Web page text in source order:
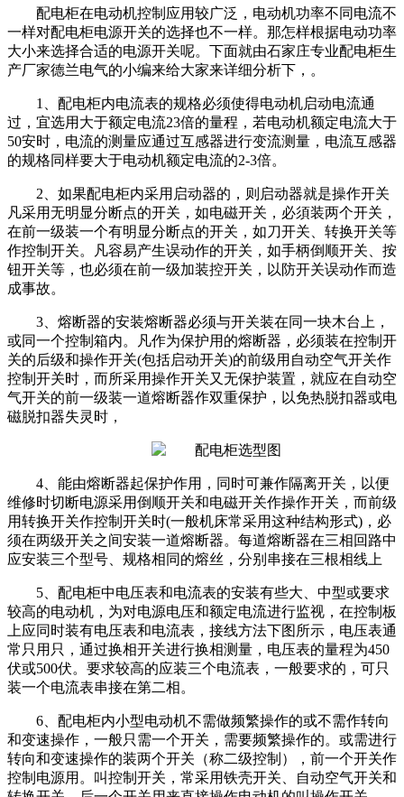
配电柜在电动机控制应用较广泛，电动机功率不同电流不
一样对配电柜电源开关的选择也不一样。那怎样根据电动功率
大小来选择合适的电源开关呢。下面就由石家庄专业配电柜生
产厂家德兰电气的小编来给大家来详细分析下，。
1、 配电柜内电流表的规格必须使得电动机启动电流通
过，宜选用大于额定电流23倍的量程，若电动机额定电流大于
50安时，电流的测量应通过互感器进行变流测量，电流互感器
的规格同样要大于电动机额定电流的2-3倍。
2、如果配电柜内采用启动器的，则启动器就是操作开关
凡采用无明显分断点的开关，如电磁开关，必須装两个开关，
在前一级装一个有明显分断点的开关，如刀开关、转换开关等
作控制开关。凡容易产生误动作的开关，如手柄倒顺开关、按
钮开关等，也必须在前一级加装控开关，以防开关误动作而造
成事故。
3、熔断器的安装熔断器必须与开关装在同一块木台上，
或同一个控制箱内。凡作为保护用的熔断器，必须装在控制开
关的后级和操作开关(包括启动开关)的前级用自动空气开关作
控制开关时，而所采用操作开关又无保护装置，就应在自动空
气开关的前一级装一道熔断器作双重保护，以免热脱扣器或电
磁脱扣器失灵时，
4、能由熔断器起保护作用，同时可兼作隔离开关，以便
维修时切断电源采用倒顺开关和电磁开关作操作开关，而前级
用转换开关作控制开关时(一般机床常采用这种结构形式)，必
须在两级开关之间安装一道熔断器。每道熔断器在三相回路中
应安装三个型号、规格相同的熔丝，分别串接在三根相线上
5、配电柜中电压表和电流表的安装有些大、中型或要求
较高的电动机，为对电源电压和额定电流进行监视，在控制板
上应同时装有电压表和电流表，接线方法下图所示，电压表通
常只用只，通过换相开关进行换相测量，电压表的量程为450
伏或500伏。要求较高的应装三个电流表，一般要求的，可只
装一个电流表串接在第二相。
6、 配电柜内小型电动机不需做频繁操作的或不需作转向
和变速操作，一般只需一个开关，需要频繁操作的。或需进行
转向和变速操作的装两个开关（称二级控制），前一个开关作
控制电源用。叫控制开关，常采用铁壳开关、自动空气开关和